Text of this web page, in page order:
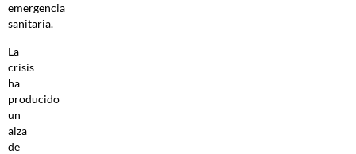
emergencia
sanitaria.
La
crisis
ha
producido
un
alza
de